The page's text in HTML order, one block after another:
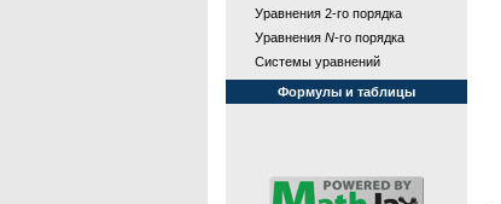
Уравнения 2-го порядка
Уравнения N-го порядка
Системы уравнений
Формулы и таблицы